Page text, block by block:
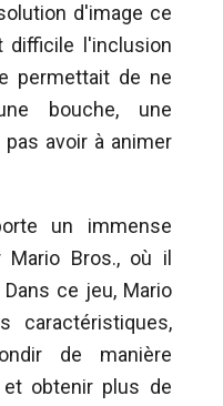
d'image ce
difficile l'inclusion
permettait de ne
bouche, une
avoir à animer
un immense
Bros., où il
ce jeu, Mario
caractéristiques,
de manière
et obtenir plus de